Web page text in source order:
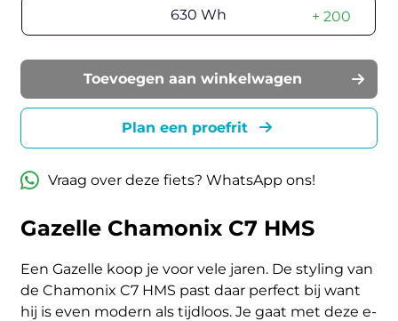
630 Wh + 200
Toevoegen aan winkelwagen
Plan een proefrit
Vraag over deze fiets? WhatsApp ons!
Gazelle Chamonix C7 HMS
Een Gazelle koop je voor vele jaren. De styling van
de Chamonix C7 HMS past daar perfect bij want
hij is even modern als tijdloos. Je gaat met deze e-